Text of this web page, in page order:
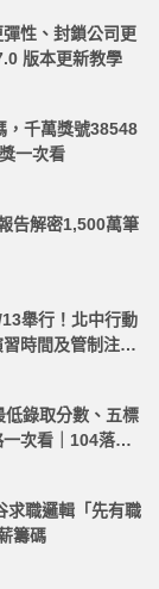
性、封鎖公司更
版本更新教學
，千萬獎號38548
一次看
告解密1,500萬筆
舉行！北中行動
時間及管制注意
錄取分數、五標
次看｜104落點
求職邏輯「先有職
籌碼